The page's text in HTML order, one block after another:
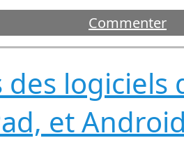
Commenter
des logiciels
et Android